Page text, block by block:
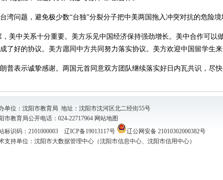
湾问题，避免极少数“台独”分裂分子把中美两国拖入冲突对抗的危险境
美中关系十分重要。美方乐见中国经济保持强劲增长。美中合作可以
了好的协议。美方愿同中方共同努力落实协议。美方欢迎中国留学生来
普表示诚挚感谢。两国元首同意双方团队继续落实好日内瓦共识，尽快
单位：沈阳市教育局 地址：沈阳市沈河区北二经街55号
市教育局公开电话：024-22717964 网站地图
标识码：2101000003 辽ICP备19013117号
辽公网安备 21010302000382号
支持单位：沈阳市大数据管理中心（沈阳市信息中心、沈阳市信用中心）